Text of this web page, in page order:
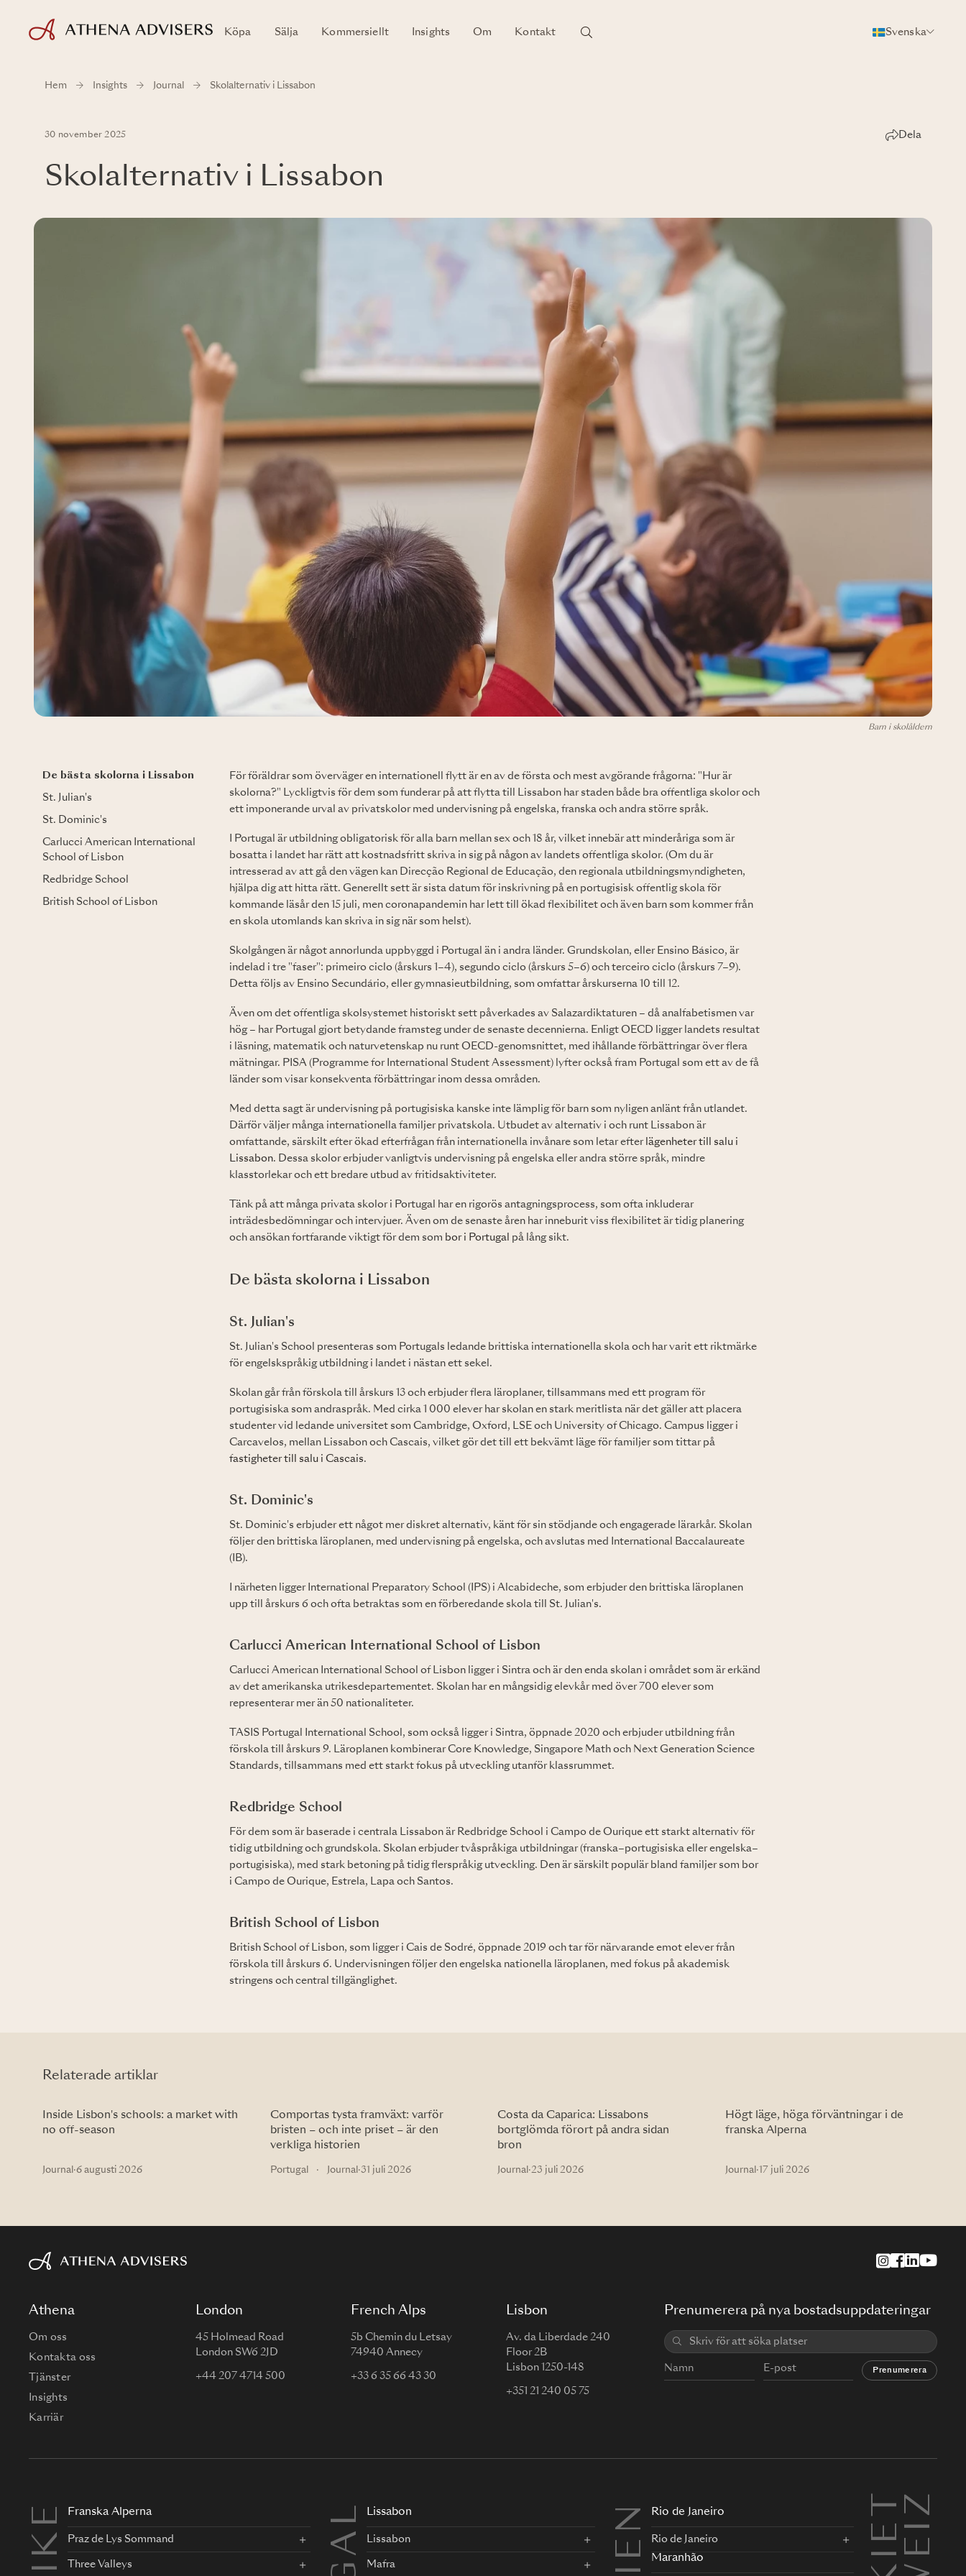
Köpa Sälja Kommersiellt Insights Om Kontakt Svenska
Hem Insights Journal Skolalternativ i Lissabon
30 november 2025 Dela
Skolalternativ i Lissabon
Barn i skolåldern
De bästa skolorna i Lissabon
St. Julian's
St. Dominic's
Carlucci American International
School of Lisbon
Redbridge School
British School of Lisbon
För föräldrar som överväger en internationell flytt är en av de första och mest avgörande frågorna: "Hur är
skolorna?" Lyckligtvis för dem som funderar på att flytta till Lissabon har staden både bra offentliga skolor och
ett imponerande urval av privatskolor med undervisning på engelska, franska och andra större språk.
I Portugal är utbildning obligatorisk för alla barn mellan sex och 18 år, vilket innebär att minderåriga som är
bosatta i landet har rätt att kostnadsfritt skriva in sig på någon av landets offentliga skolor. (Om du är
intresserad av att gå den vägen kan Direcção Regional de Educação, den regionala utbildningsmyndigheten,
hjälpa dig att hitta rätt. Generellt sett är sista datum för inskrivning på en portugisisk offentlig skola för
kommande läsår den 15 juli, men coronapandemin har lett till ökad flexibilitet och även barn som kommer från
en skola utomlands kan skriva in sig när som helst).
Skolgången är något annorlunda uppbyggd i Portugal än i andra länder. Grundskolan, eller Ensino Básico, är
indelad i tre "faser": primeiro ciclo (årskurs 1–4), segundo ciclo (årskurs 5–6) och terceiro ciclo (årskurs 7–9).
Detta följs av Ensino Secundário, eller gymnasieutbildning, som omfattar årskurserna 10 till 12.
Även om det offentliga skolsystemet historiskt sett påverkades av Salazardiktaturen – då analfabetismen var
hög – har Portugal gjort betydande framsteg under de senaste decennierna. Enligt OECD ligger landets resultat
i läsning, matematik och naturvetenskap nu runt OECD-genomsnittet, med ihållande förbättringar över flera
mätningar. PISA (Programme for International Student Assessment) lyfter också fram Portugal som ett av de få
länder som visar konsekventa förbättringar inom dessa områden.
Med detta sagt är undervisning på portugisiska kanske inte lämplig för barn som nyligen anlänt från utlandet.
Därför väljer många internationella familjer privatskola. Utbudet av alternativ i och runt Lissabon är
omfattande, särskilt efter ökad efterfrågan från internationella invånare som letar efter lägenheter till salu i
Lissabon. Dessa skolor erbjuder vanligtvis undervisning på engelska eller andra större språk, mindre
klasstorlekar och ett bredare utbud av fritidsaktiviteter.
Tänk på att många privata skolor i Portugal har en rigorös antagningsprocess, som ofta inkluderar
inträdesbedömningar och intervjuer. Även om de senaste åren har inneburit viss flexibilitet är tidig planering
och ansökan fortfarande viktigt för dem som bor i Portugal på lång sikt.
De bästa skolorna i Lissabon
St. Julian's
St. Julian's School presenteras som Portugals ledande brittiska internationella skola och har varit ett riktmärke
för engelskspråkig utbildning i landet i nästan ett sekel.
Skolan går från förskola till årskurs 13 och erbjuder flera läroplaner, tillsammans med ett program för
portugisiska som andraspråk. Med cirka 1 000 elever har skolan en stark meritlista när det gäller att placera
studenter vid ledande universitet som Cambridge, Oxford, LSE och University of Chicago. Campus ligger i
Carcavelos, mellan Lissabon och Cascais, vilket gör det till ett bekvämt läge för familjer som tittar på
fastigheter till salu i Cascais.
St. Dominic's
St. Dominic's erbjuder ett något mer diskret alternativ, känt för sin stödjande och engagerade lärarkår. Skolan
följer den brittiska läroplanen, med undervisning på engelska, och avslutas med International Baccalaureate
(IB).
I närheten ligger International Preparatory School (IPS) i Alcabideche, som erbjuder den brittiska läroplanen
upp till årskurs 6 och ofta betraktas som en förberedande skola till St. Julian's.
Carlucci American International School of Lisbon
Carlucci American International School of Lisbon ligger i Sintra och är den enda skolan i området som är erkänd
av det amerikanska utrikesdepartementet. Skolan har en mångsidig elevkår med över 700 elever som
representerar mer än 50 nationaliteter.
TASIS Portugal International School, som också ligger i Sintra, öppnade 2020 och erbjuder utbildning från
förskola till årskurs 9. Läroplanen kombinerar Core Knowledge, Singapore Math och Next Generation Science
Standards, tillsammans med ett starkt fokus på utveckling utanför klassrummet.
Redbridge School
För dem som är baserade i centrala Lissabon är Redbridge School i Campo de Ourique ett starkt alternativ för
tidig utbildning och grundskola. Skolan erbjuder tvåspråkiga utbildningar (franska–portugisiska eller engelska–
portugisiska), med stark betoning på tidig flerspråkig utveckling. Den är särskilt populär bland familjer som bor
i Campo de Ourique, Estrela, Lapa och Santos.
British School of Lisbon
British School of Lisbon, som ligger i Cais de Sodré, öppnade 2019 och tar för närvarande emot elever från
förskola till årskurs 6. Undervisningen följer den engelska nationella läroplanen, med fokus på akademisk
stringens och central tillgänglighet.
Relaterade artiklar
Inside Lisbon's schools: a market with
no off-season
Journal ·6 augusti 2026
Comportas tysta framväxt: varför
bristen – och inte priset – är den
verkliga historien
Portugal · Journal ·31 juli 2026
Costa da Caparica: Lissabons
bortglömda förort på andra sidan
bron
Journal ·23 juli 2026
Högt läge, höga förväntningar i de
franska Alperna
Journal · 17 juli 2026
Athena
Om oss
Kontakta oss
Tjänster
Insights
Karriär
London
45 Holmead Road
London SW6 2JD
+44 207 4714 500
French Alps
5b Chemin du Letsay
74940 Annecy
+33 6 35 66 43 30
Lisbon
Av. da Liberdade 240
Floor 2B
Lisbon 1250-148
+351 21 240 05 75
Prenumerera på nya bostadsuppdateringar
Prenumerera
Franska Alperna
Praz de Lys Sommand
Three Valleys
Lissabon
Lissabon
Mafra
Rio de Janeiro
Rio de Janeiro
Maranhão